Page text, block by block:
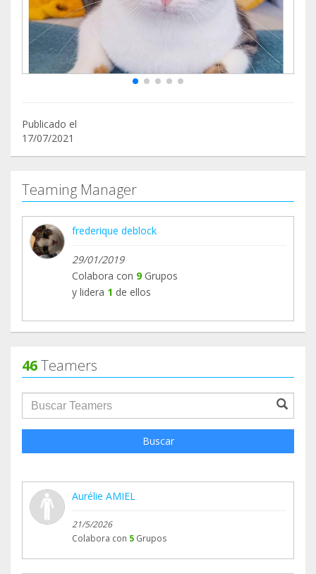
Publicado el
17/07/2021
Teaming Manager
frederique deblock
29/01/2019
Colabora con 9Grupos
y lidera 1 de ellos
46Teamers
groupProfile.searchForm.search.text???
Buscar
Aurélie AMIEL
21/5/2026
Colabora con 5 Grupos